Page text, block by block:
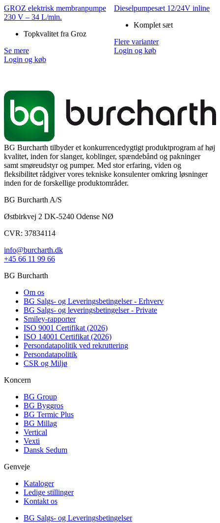
GROZ elektrisk membranpumpe
230 V – 34 L/min.
Topkvalitet fra Groz
Se mere
Login og køb
Dieselpumpesæt 12/24V inline
Komplet sæt
Flere varianter
Login og køb
BG Burcharth tilbyder et konkurrencedygtigt produktprogram af høj
kvalitet, inden for slanger, koblinger, spændebånd og pakninger
samt smøreudstyr og pumper. Med stor erfaring, viden og
fleksibilitet rådgiver vores tekniske konsulenter omkring løsninger
inden for de forskellige produktområder.
BG Burcharth A/S
Østbirkvej 2 DK-5240 Odense NØ
CVR: 37834114
info@burcharth.dk
+45 66 11 99 66
BG Burcharth
Om os
BG Salgs- og Leveringsbetingelser - Erhverv
BG Salgs- og leveringsbetingelser - Private
Smiley-rapporter
ISO 9001 Certifikat (2026)
ISO 14001 Certifikat (2026)
Persondatapolitik ved rekruttering
Persondatapolitik
CSR og Miljø
Koncern
BG Group
BG Byggros
BG Termic Plus
BG Millag
Vertical
Vexti
Dansk Sedum
Genveje
Kataloger
Ledige stillinger
Kontakt os
BG Salgs- og Leveringsbetingelser